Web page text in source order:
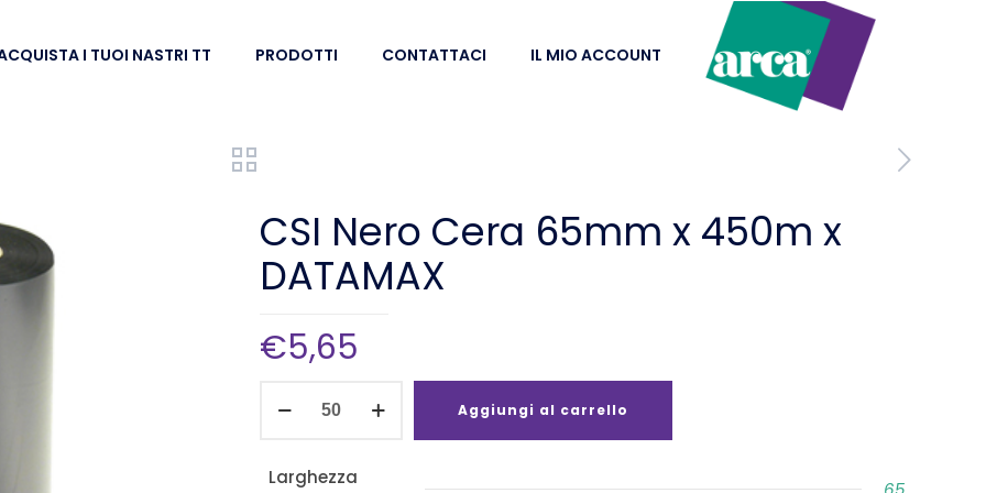
I TUOI NASTRI TT PRODOTTI CONTATTACI IL MIO ACCOUNT
CSI Nero Cera 65mm x 450m x
DATAMAX
€5,65
65mm
Aggiungi al carrello
Larghezza